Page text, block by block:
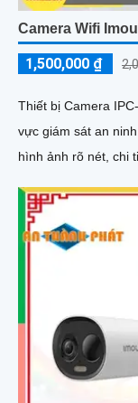
Camera Wifi
1,500,000 ₫
Thiết bị Camera
vực giám sát an ninh. Với độ phân giải cao 2MP, nó cung cấp
hình ảnh rõ nét, chi